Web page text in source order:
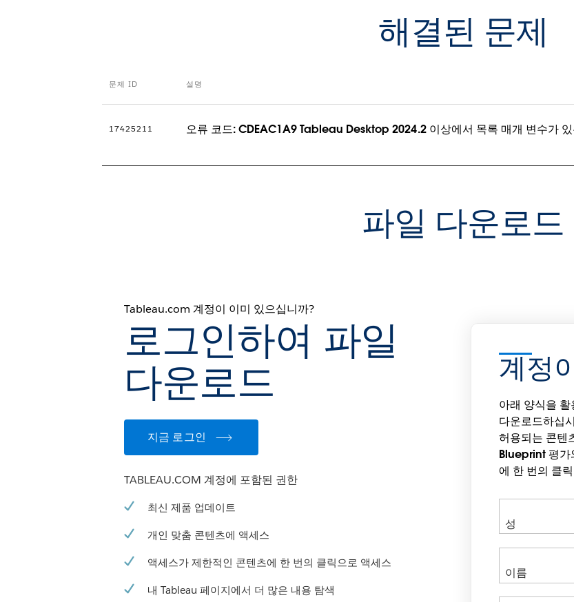
해결된 문제
문제 ID 설명
17425211 오류 코드: CDEAC1A9 Tableau Desktop 2024.2 이상에서 목록 매개 변수가
파일 다운로드
Tableau.com 계정이 이미 있으십니까?
로그인하여 파일
다운로드
지금 로그인
TABLEAU.COM 계정에 포함된 권한
최신 제품 업데이트
개인 맞춤 콘텐츠에 액세스
액세스가 제한적인 콘텐츠에 한 번의 클릭으로 액세스
내 Tableau 페이지에서 더 많은 내용 탐색
계정
아래 양식을
다운로드하십
허용되는 콘텐
Blueprint 평가
에 한 번의 클